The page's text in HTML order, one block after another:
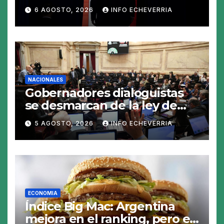
polisilicio para frenar el
avance de China
6 AGOSTO, 2026 INFO ECHEVERRIA
NACIONALES
Gobernadores dialoguistas
se desmarcan de la ley de
Tierras y ponen en jaque su
tratamiento en el Senado
5 AGOSTO, 2026 INFO ECHEVERRIA
ECONOMIA
Índice Big Mac: Argentina
mejora en el ranking, pero el